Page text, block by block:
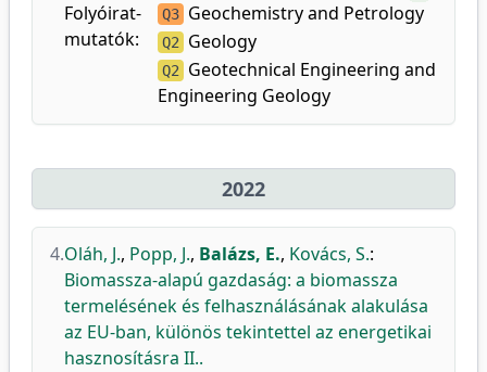
Folyóirat-
mutatók:
Q3 Geochemistry and Petrology
Q2 Geology
Q2 Geotechnical Engineering and
Engineering Geology
2022
4.Oláh, J., Popp, J., Balázs, E., Kovács, S.:
Biomassza-alapú gazdaság: a biomassza
termelésének és felhasználásának alakulása
az EU-ban, különös tekintettel az energetikai
hasznosításra II..